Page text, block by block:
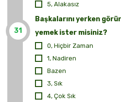
5, Alakasız
31
Başkalarını yerken
yemek ister misiniz?
0, Hiçbir Zaman
1, Nadiren
Bazen
3, Sık
4, Çok Sık